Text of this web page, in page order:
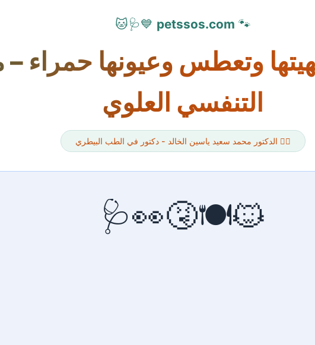
🐾
petssos.com
💙🩺🐱
وتعطس وعيونها حمراء –
التنفسي العلوي
👨‍⚕️ الدكتور محمد سعيد ياسين الخالد - دكتور في الطب البيطري
🐱🍽️🤧👀🩺